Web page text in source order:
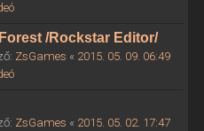
/Rockstar Editor/
ZsGames « 2015. 05. 09. 06:49
ZsGames « 2015. 05. 02. 17:47